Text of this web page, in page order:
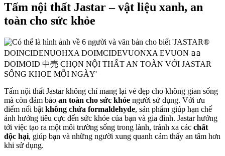
Tấm nội thất Jastar – vật liệu xanh, an
toàn cho sức khỏe
Tấm nội thất Jastar không chỉ mang lại vẻ đẹp cho không gian sống
mà còn đảm bảo an toàn cho sức khỏe người sử dụng. Với ưu
điểm nổi bật không chứa formaldehyde, sản phẩm giúp hạn chế
ảnh hưởng tiêu cực đến sức khỏe của bạn và gia đình. Jastar hướng
tới việc tạo ra một môi trường sống trong lành, tránh xa các chất
độc hại, giúp bạn và những người xung quanh cảm thấy an tâm hơn
khi sử dụng.